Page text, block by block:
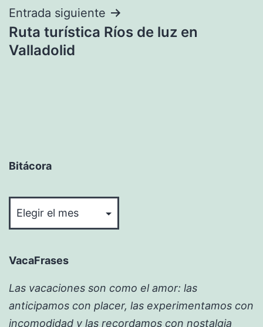
entradas
Entrada siguiente
Ruta turística Ríos de luz en
Valladolid
Bitácora
VacaFrases
Las vacaciones son como el amor: las
anticipamos con placer, las experimentamos con
incomodidad y las recordamos con nostalgia